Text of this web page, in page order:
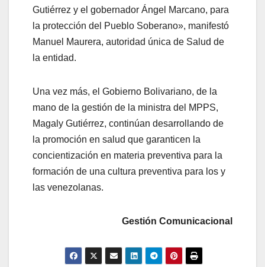
Gutiérrez y el gobernador Ángel Marcano, para
la protección del Pueblo Soberano», manifestó
Manuel Maurera, autoridad única de Salud de
la entidad.
Una vez más, el Gobierno Bolivariano, de la
mano de la gestión de la ministra del MPPS,
Magaly Gutiérrez, continúan desarrollando de
la promoción en salud que garanticen la
concientización en materia preventiva para la
formación de una cultura preventiva para los y
las venezolanas.
Gestión Comunicacional